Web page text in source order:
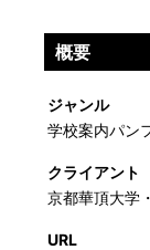
概要
ジャンル
学校案内パン
クライアント
京都華頂大学
URL